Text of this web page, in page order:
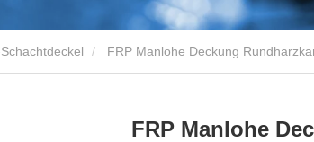
FRP Manlohe Deckung
FRP Manlohe